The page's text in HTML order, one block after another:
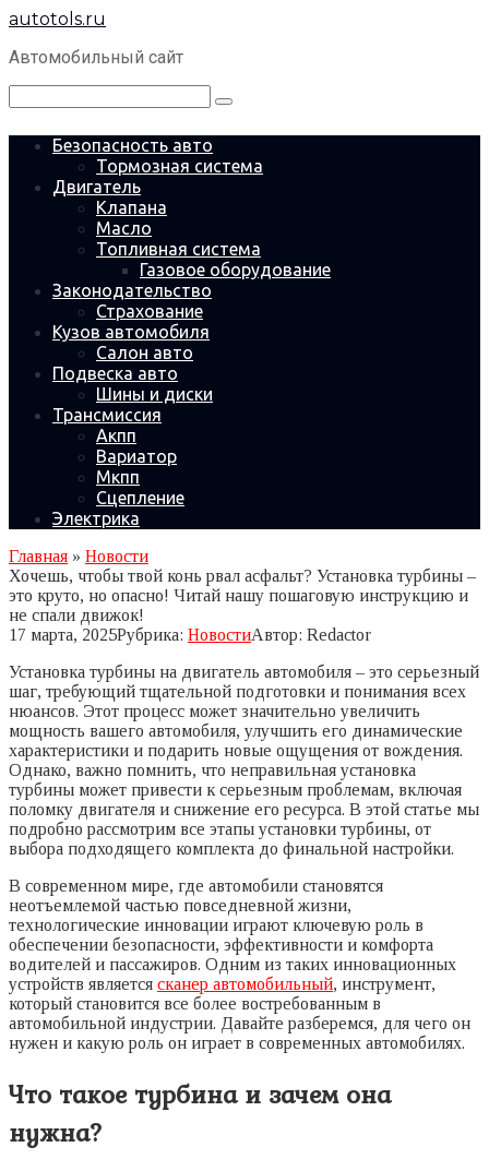
Перейти
контенту
autotols.ru
Автомобильный сайт
Безопасность авто
Тормозная система
Двигатель
Клапана
Масло
Топливная система
Газовое оборудование
Законодательство
Страхование
Кузов автомобиля
Салон авто
Подвеска авто
Шины и диски
Трансмиссия
Акпп
Вариатор
Мкпп
Сцепление
Электрика
Главная » Новости
Хочешь, чтобы твой конь рвал асфальт? Установка турбины –
это круто, но опасно! Читай нашу пошаговую инструкцию и
не спали движок!
17 марта, 2025Рубрика: НовостиАвтор: Redactor
Установка турбины на двигатель автомобиля – это серьезный
шаг, требующий тщательной подготовки и понимания всех
нюансов. Этот процесс может значительно увеличить
мощность вашего автомобиля, улучшить его динамические
характеристики и подарить новые ощущения от вождения.
Однако, важно помнить, что неправильная установка
турбины может привести к серьезным проблемам, включая
поломку двигателя и снижение его ресурса. В этой статье мы
подробно рассмотрим все этапы установки турбины, от
выбора подходящего комплекта до финальной настройки.
В современном мире, где автомобили становятся
неотъемлемой частью повседневной жизни,
технологические инновации играют ключевую роль в
обеспечении безопасности, эффективности и комфорта
водителей и пассажиров. Одним из таких инновационных
устройств является сканер автомобильный, инструмент,
который становится все более востребованным в
автомобильной индустрии. Давайте разберемся, для чего он
нужен и какую роль он играет в современных автомобилях.
Что такое турбина и зачем она
нужна?